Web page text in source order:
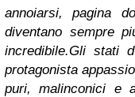
annoiarsi, pagina
diventano sempre
incredibile.Gli stati
protagonista
puri, malinconici e